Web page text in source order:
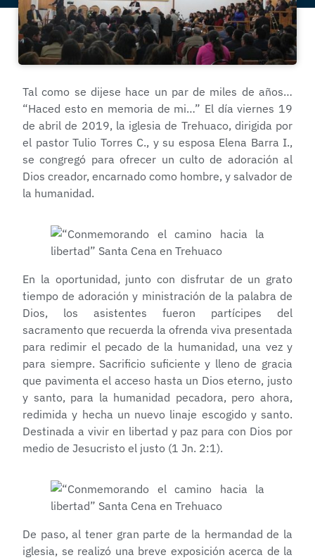
Tal como se dijese hace un par de miles de años…
“Haced esto en memoria de mi…” El día viernes 19
de abril de 2019, la iglesia de Trehuaco, dirigida por
el pastor Tulio Torres C., y su esposa Elena Barra I.,
se congregó para ofrecer un culto de adoración al
Dios creador, encarnado como hombre, y salvador de
la humanidad.
En la oportunidad, junto con disfrutar de un grato
tiempo de adoración y ministración de la palabra de
Dios, los asistentes fueron partícipes del
sacramento que recuerda la ofrenda viva presentada
para redimir el pecado de la humanidad, una vez y
para siempre. Sacrificio suficiente y lleno de gracia
que pavimenta el acceso hasta un Dios eterno, justo
y santo, para la humanidad pecadora, pero ahora,
redimida y hecha un nuevo linaje escogido y santo.
Destinada a vivir en libertad y paz para con Dios por
medio de Jesucristo el justo (1 Jn. 2:1).
De paso, al tener gran parte de la hermandad de la
iglesia, se realizó una breve exposición acerca de la